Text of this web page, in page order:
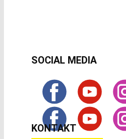
SOCIAL MEDIA
KONTAKT